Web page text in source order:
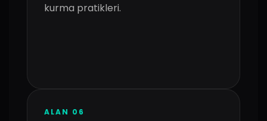
kurma pratikleri.
ALAN 06